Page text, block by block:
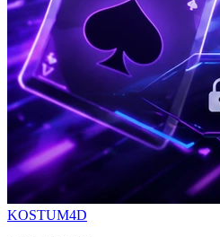
KOSTUM4D